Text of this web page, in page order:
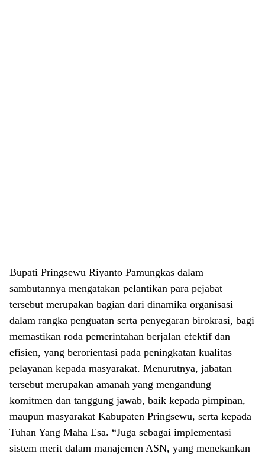
Bupati Pringsewu Riyanto Pamungkas dalam
sambutannya mengatakan pelantikan para pejabat
tersebut merupakan bagian dari dinamika organisasi
dalam rangka penguatan serta penyegaran birokrasi, bagi
memastikan roda pemerintahan berjalan efektif dan
efisien, yang berorientasi pada peningkatan kualitas
pelayanan kepada masyarakat. Menurutnya, jabatan
tersebut merupakan amanah yang mengandung
komitmen dan tanggung jawab, baik kepada pimpinan,
maupun masyarakat Kabupaten Pringsewu, serta kepada
Tuhan Yang Maha Esa. “Juga sebagai implementasi
sistem merit dalam manajemen ASN, yang menekankan